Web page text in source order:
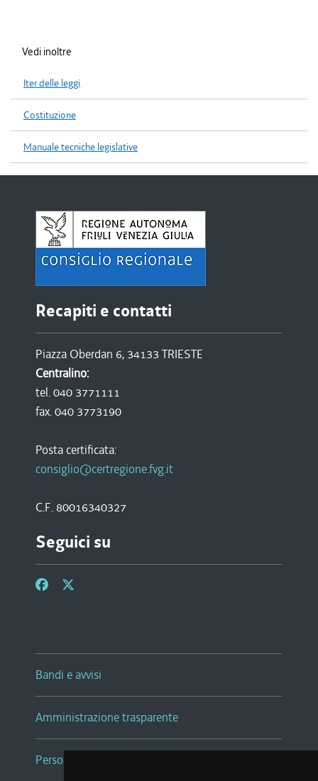
Vedi inoltre
Iter delle leggi
Costituzione
Manuale tecniche legislative
Recapiti e contatti
Piazza Oberdan 6, 34133 TRIESTE
Centralino:
tel. 040 3771111
fax. 040 3773190
Posta certificata:
consiglio@certregione.fvg.it
C.F. 80016340327
Seguici su
Bandi e avvisi
Amministrazione trasparente
Persone e Uffici